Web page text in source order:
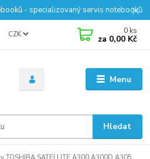
- specializovaný servis notebooků
Menu
CZK
Hledat
0 ks
za 0,00 Kč